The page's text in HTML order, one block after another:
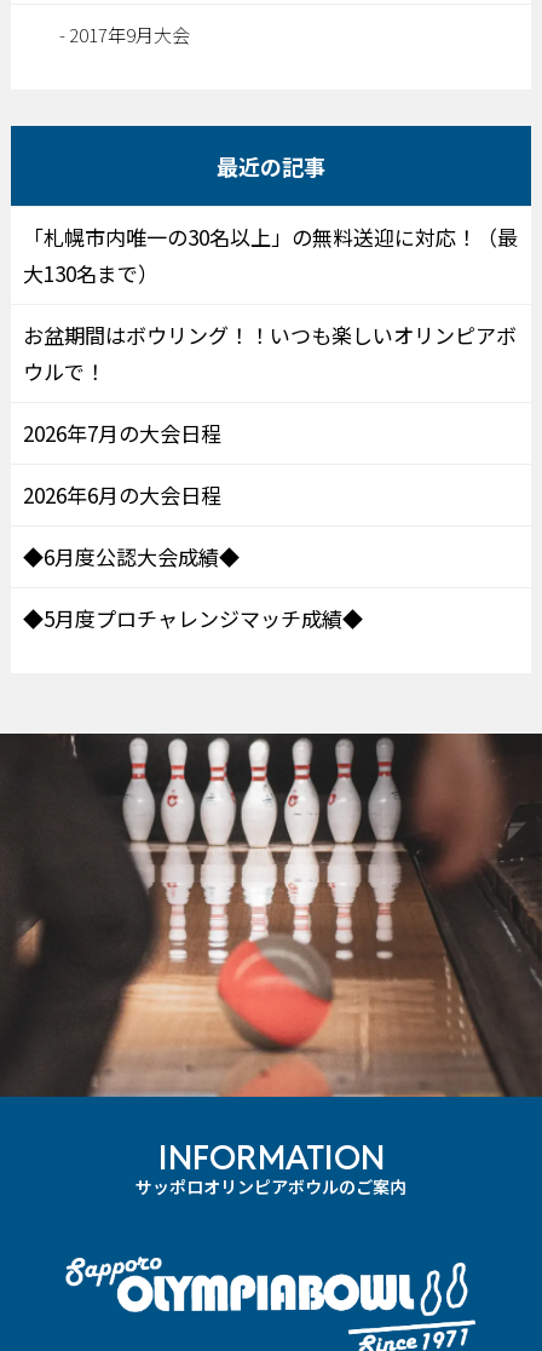
2017年9月大会
最近の記事
「札幌市内唯一の30名以上」の無料送迎に対応！（最
大130名まで）
お盆期間はボウリング！！いつも楽しいオリンピアボ
ウルで！
2026年7月の大会日程
2026年6月の大会日程
◆6月度公認大会成績◆
◆5月度プロチャレンジマッチ成績◆
INFORMATION
サッポロオリンピアボウルのご案内